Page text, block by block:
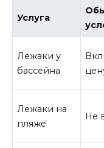
Услуга
Лежаки у
бассейна
Лежаки на
пляже
Не